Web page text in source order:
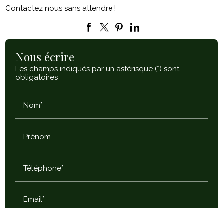
Contactez nous sans attendre !
Nous écrire
Les champs indiqués par un astérisque (*) sont
obligatoires
Nom*
Prénom
Téléphone*
Email*